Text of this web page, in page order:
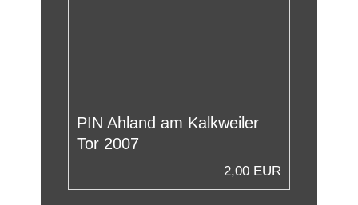
PIN Ahland am Kalkweiler
Tor 2007
2,00 EUR